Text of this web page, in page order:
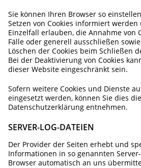
Sie können Ihren Browser so
Setzen von Cookies informiert
Einzelfall erlauben, die Annahme von
Fälle oder generell ausschließen
Löschen der Cookies beim Schließen
Bei der Deaktivierung von Cookies
dieser Website eingeschränkt sein.
Sofern weitere Cookies und Dienste
eingesetzt werden, können Sie dies
Datenschutzerklärung entnehmen.
SERVER-LOG-DATEIEN
Der Provider der Seiten erhebt und
Informationen in so genannten
Browser automatisch an uns